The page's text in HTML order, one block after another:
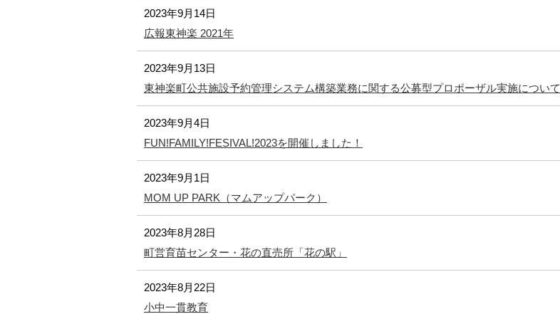
2023年9月14日
広報東神楽 2021年
2023年9月13日
東神楽町公共施設予約管理システム構築業務に関する公募型プロポーザル実施について
2023年9月4日
FUN!FAMILY!FESIVAL!2023を開催しました！
2023年9月1日
MOM UP PARK（マムアップパーク）
2023年8月28日
町営育苗センター・花の直売所「花の駅」
2023年8月22日
小中一貫教育